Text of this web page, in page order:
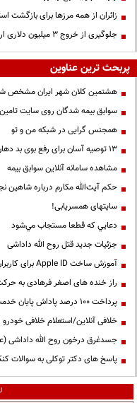
زائران از همه مرزها برای بازگشت
جلوگیری از خروج ۳ میلیون دلاری ارز توسط شرکت صوری در شیراز
پربحث ترین عناوین
هشتمین کلان شهر ایران مشخص
سوابق بیمه شدگان روی سایت
همجنس گرایی در شبکه من و تو
13 توصیه آسان برای رفع بوی بد دهان
مشاهده سامانه آنلاين سوابق بیمه
حكم آيت‌الله مكارم درباره شاهين
سایتهای همسریابی!
دعايي كه قطعا مستجاب مي‌شود
جزئیات جدید قتل روح الله داداشی
آموزش ساخت Apple ID برای کاربران ایرانی
راز خنده های اصغر فرهادی به
پرداخت ۱۰۰ درصد پاداش پایان خدمت فرهنگیان
خلافی آنلاین/استعلام خلافی خودرو
جسدغرق درخون روح الله داداشی
پاسخ های دکتر توکلی به سوالات